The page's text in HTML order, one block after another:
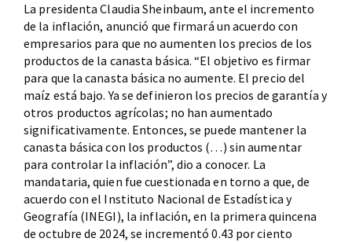
La presidenta Claudia Sheinbaum, ante el incremento
de la inflación, anunció que firmará un acuerdo con
empresarios para que no aumenten los precios de los
productos de la canasta básica. “El objetivo es firmar
para que la canasta básica no aumente. El precio del
maíz está bajo. Ya se definieron los precios de garantía y
otros productos agrícolas; no han aumentado
significativamente. Entonces, se puede mantener la
canasta básica con los productos (…) sin aumentar
para controlar la inflación”, dio a conocer. La
mandataria, quien fue cuestionada en torno a que, de
acuerdo con el Instituto Nacional de Estadística y
Geografía (INEGI), la inflación, en la primera quincena
de octubre de 2024, se incrementó 0.43 por ciento